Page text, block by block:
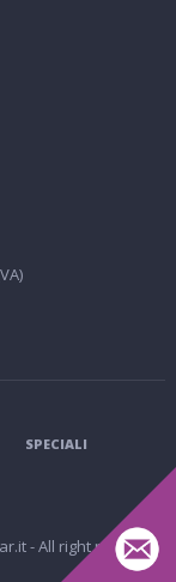
SPECIALI
- All right reserved.